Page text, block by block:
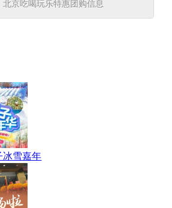
北京吃喝玩乐特惠团购信息
冰雪嘉年